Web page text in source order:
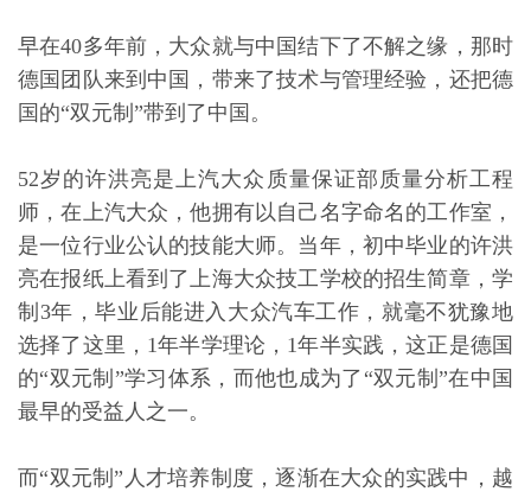
早在40多年前，大众就与中国结下了不解之缘，那时
德国团队来到中国，带来了技术与管理经验，还把德
国的“双元制”带到了中国。
52岁的许洪亮是上汽大众质量保证部质量分析工程
师，在上汽大众，他拥有以自己名字命名的工作室，
是一位行业公认的技能大师。当年，初中毕业的许洪
亮在报纸上看到了上海大众技工学校的招生简章，学
制3年，毕业后能进入大众汽车工作，就毫不犹豫地
选择了这里，1年半学理论，1年半实践，这正是德国
的“双元制”学习体系，而他也成为了“双元制”在中国
最早的受益人之一。
而“双元制”人才培养制度，逐渐在大众的实践中，越